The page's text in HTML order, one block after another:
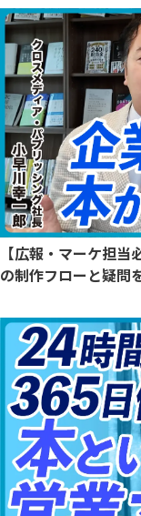
【広報・マーケ担
の制作フローと疑問